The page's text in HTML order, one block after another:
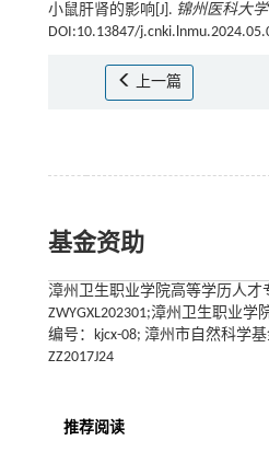
小鼠肝肾的影响[J]. 锦州医科大
DOI:10.13847/
上一篇
基金资助
漳州卫生职业学院高等学历人才
ZWYGXL202301;漳州卫生职业
编号：kjcx-08; 漳州市自然科学基
ZZ2017J24